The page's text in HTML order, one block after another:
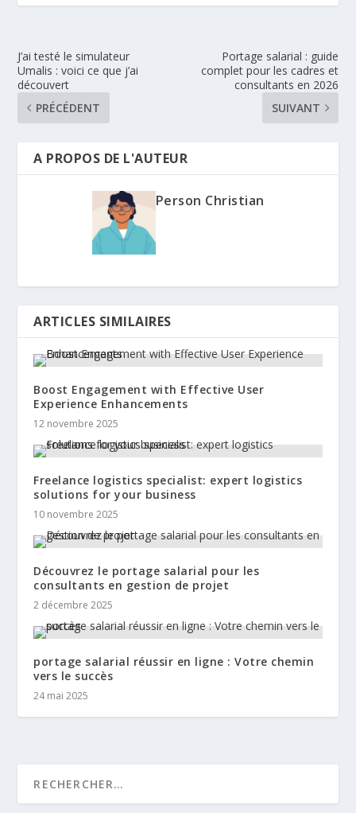
J’ai testé le simulateur
Umalis : voici ce que j’ai
découvert
PRÉCÉDENT
Portage salarial : guide
complet pour les cadres et
consultants en 2026
SUIVANT
A PROPOS DE L'AUTEUR
Person Christian
ARTICLES SIMILAIRES
Boost Engagement with Effective User
Experience Enhancements
12 novembre 2025
Freelance logistics specialist: expert logistics
solutions for your business
10 novembre 2025
Découvrez le portage salarial pour les
consultants en gestion de projet
2 décembre 2025
portage salarial réussir en ligne : Votre chemin
vers le succès
24 mai 2025